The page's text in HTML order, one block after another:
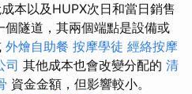
本以及HUPX次日和當日銷售
隧道，其兩個端點是設備或
外燴自助餐 按摩學徒 經絡按摩
司 其他成本也會改變分配的 清
資金金額，但影響較小。